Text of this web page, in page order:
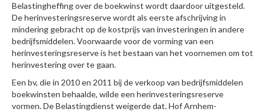
Belastingheffing over de boekwinst wordt daardoor uitgesteld.
De herinvesteringsreserve wordt als eerste afschrijving in
mindering gebracht op de kostprijs van investeringen in andere
bedrijfsmiddelen. Voorwaarde voor de vorming van een
herinvesteringsreserve is het bestaan van het voornemen om tot
herinvestering over te gaan.
Een bv, die in 2010 en 2011 bij de verkoop van bedrijfsmiddelen
boekwinsten behaalde, wilde een herinvesteringsreserve
vormen. De Belastingdienst weigerde dat. Hof Arnhem-